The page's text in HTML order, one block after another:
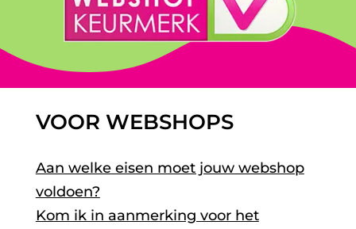
VOOR WEBSHOPS
Aan welke eisen moet jouw webshop
voldoen?
Kom ik in aanmerking voor het